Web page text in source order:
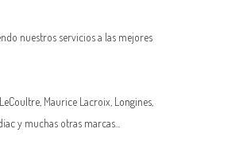
nuestros servicios a las mejores
, Maurice Lacroix, Longines,
y muchas otras marcas...